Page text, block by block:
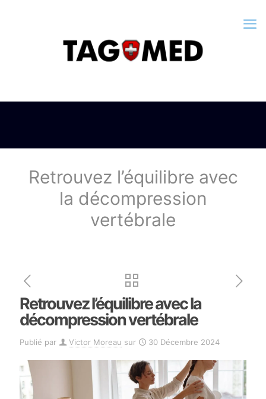
Retrouvez l’équilibre avec
la décompression
vertébrale
Retrouvez l’équilibre avec la
décompression vertébrale
Publié par Victor Moreau sur 30 Décembre 2024